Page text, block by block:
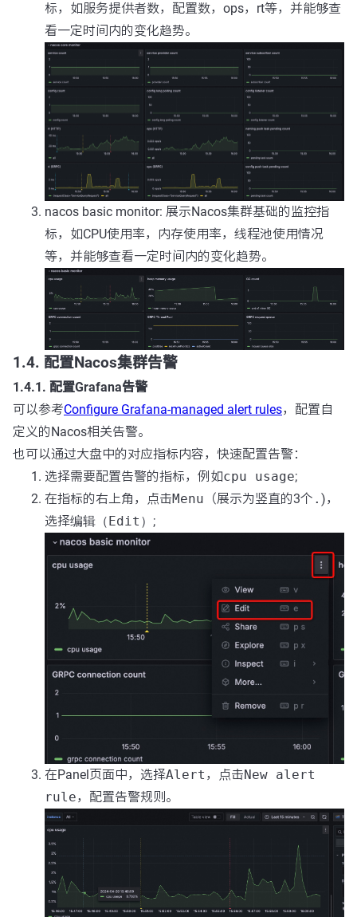
标，如服务提供者数，配置数，ops，rt等，并能够查
看一定时间内的变化趋势。
nacos basic monitor: 展示Nacos集群基础的监控指
标，如CPU使用率，内存使用率，线程池使用情况
等，并能够查看一定时间内的变化趋势。
1.4. 配置Nacos集群告警
1.4.1. 配置Grafana告警
可以参考Configure Grafana-managed alert rules，配置自
定义的Nacos相关告警。
也可以通过大盘中的对应指标内容，快速配置告警：
选择需要配置告警的指标，例如cpu usage;
在指标的右上角，点击Menu （展示为竖直的3个 . )，
选择编辑（Edit） ;
在Panel页面中，选择Alert ，点击New alert
rule，配置告警规则。